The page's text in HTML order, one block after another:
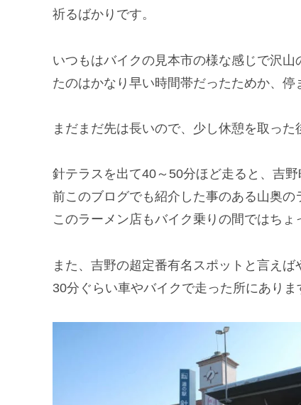
祈るばかりです。
いつもはバイクの見本市の様な感じで沢
たのはかなり早い時間帯だったためか、停
まだまだ先は長いので、少し休憩を取った
針テラスを出て40～50分ほど走ると、吉
前このブログでも紹介した事のある山奥の
このラーメン店もバイク乗りの間ではちょ
また、吉野の超定番有名スポットと言え
30分ぐらい車やバイクで走った所にあり